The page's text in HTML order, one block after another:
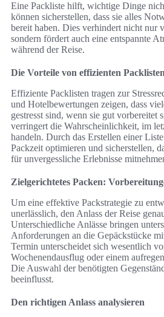
Eine Packliste hilft, wichtige Dinge
können sicherstellen, dass sie alles
bereit haben. Dies verhindert nicht nur
sondern fördert auch eine entspannte
während der Reise.
Die Vorteile von effizienten Packlisten
Effiziente Packlisten tragen zur
und Hotelbewertungen zeigen, dass
gestresst sind, wenn sie gut vorbereitet
verringert die Wahrscheinlichkeit, im
handeln. Durch das Erstellen einer
Packzeit optimieren und sicherstellen,
für unvergessliche Erlebnisse
Zielgerichtetes Packen:
Um eine effektive Packstrategie zu
unerlässlich, den Anlass der Reise
Unterschiedliche Anlässe bringen
Anforderungen an die Gepäckstücke
Termin unterscheidet sich wesentlich
Wochenendausflug oder einem
Die Auswahl der benötigten
beeinflusst.
Den richtigen Anlass analysieren